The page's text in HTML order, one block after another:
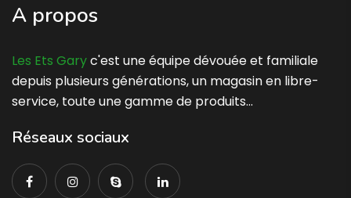
A propos
Les Ets Garyc'est une équipe dévouée et familiale
depuis plusieurs générations, un magasin en libre-
service, toute une gamme de produits…
Réseaux sociaux